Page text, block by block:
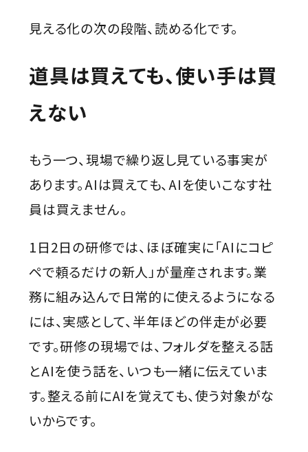
見える化の次の段階、読める化です。
道具は買えても、使い手は買
えない
もう一つ、現場で繰り返し見ている事実が
あります。AIは買えても、AIを使いこなす社
員は買えません。
1日2日の研修では、ほぼ確実に「AIにコピ
ペで頼るだけの新人」が量産されます。業
務に組み込んで日常的に使えるようになる
には、実感として、半年ほどの伴走が必要
です。研修の現場では、フォルダを整える話
とAIを使う話を、いつも一緒に伝えていま
す。整える前にAIを覚えても、使う対象がな
いからです。